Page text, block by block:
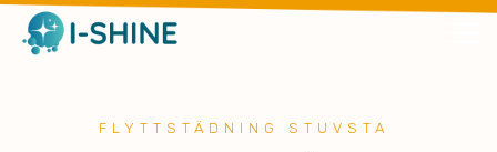
FLYTTSTÄDNING STUVSTA